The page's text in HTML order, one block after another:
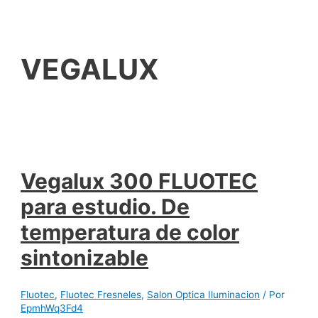
VEGALUX
Vegalux 300 FLUOTEC
para estudio. De
temperatura de color
sintonizable
Fluotec, Fluotec Fresneles, Salon Optica Iluminacion / Por
EpmhWq3Fd4